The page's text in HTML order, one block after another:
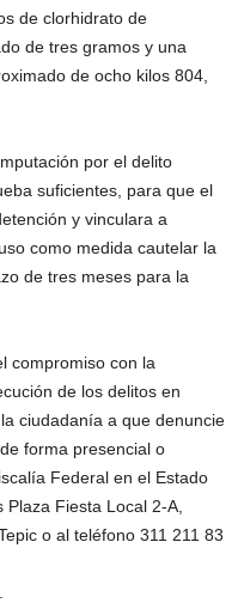
de clorhidrato de
de tres gramos y una
de ocho kilos 804,
por el delito
suficientes, para que el
y vinculara a
como medida cautelar la
de tres meses para la
compromiso con la
de los delitos en
ciudadanía a que denuncie
forma presencial o
Federal en el Estado
Fiesta Local 2-A,
o al teléfono 311 211 83